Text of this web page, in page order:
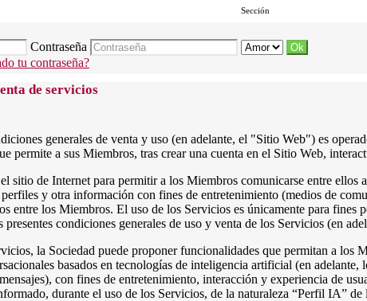
Contraseña
Sección
tu contraseña?
de servicios
generales de venta y uso (en adelante, el "Sitio Web") es
permite a sus Miembros, tras crear una cuenta en el Sitio Web,
sitio de Internet para permitir a los Miembros comunicarse entre
y otra información con fines de entretenimiento (medios de
entre los Miembros. El uso de los Servicios es únicamente para
condiciones generales de uso y venta de los Servicios (en
la Sociedad puede proponer funcionalidades que permitan a
basados en tecnologías de inteligencia artificial (en
con fines de entretenimiento, interacción y experiencia de
durante el uso de los Servicios, de la naturaleza “Perfil IA”